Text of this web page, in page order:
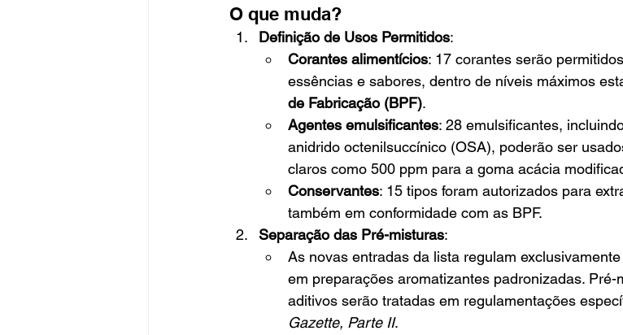
O que muda?
Definição de Usos Permitidos:
Corantes alimentícios: 17 corantes serão
essências e sabores, dentro de níveis máximos
de Fabricação (BPF).
Agentes emulsificantes: 28 emulsificantes,
anidrido octenilsuccínico (OSA), poderão ser
claros como 500 ppm para a goma acácia
Conservantes: 15 tipos foram autorizados para
também em conformidade com as BPF.
Separação das Pré-misturas:
As novas entradas da lista regulam
em preparações aromatizantes padronizadas.
aditivos serão tratadas em regulamentações
Gazette, Parte II.